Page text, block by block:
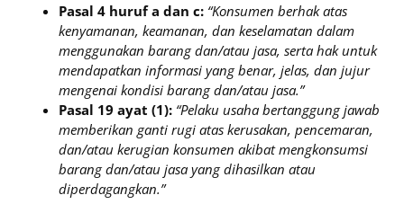
Pasal 4 huruf a dan c: “Konsumen berhak atas
kenyamanan, keamanan, dan keselamatan dalam
menggunakan barang dan/atau jasa, serta hak untuk
mendapatkan informasi yang benar, jelas, dan jujur
mengenai kondisi barang dan/atau jasa.”
Pasal 19 ayat (1): “Pelaku usaha bertanggung jawab
memberikan ganti rugi atas kerusakan, pencemaran,
dan/atau kerugian konsumen akibat mengkonsumsi
barang dan/atau jasa yang dihasilkan atau
diperdagangkan.”